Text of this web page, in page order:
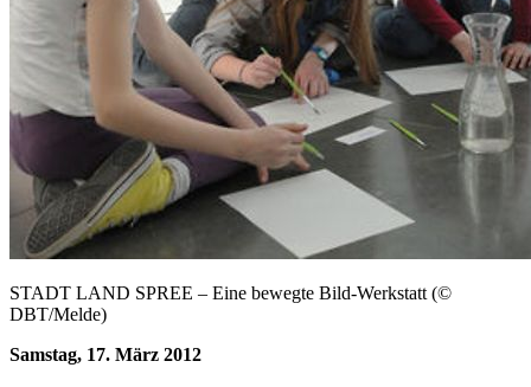
STADT LAND SPREE – Eine bewegte Bild-Werkstatt (©
DBT/Melde)
Samstag, 17. März 2012